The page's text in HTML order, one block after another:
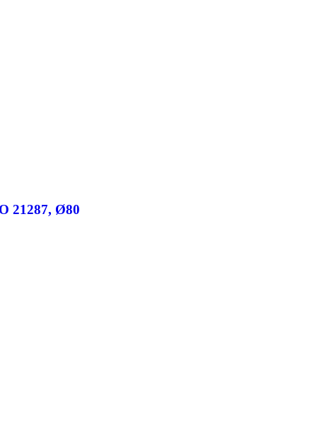
21287, Ø80